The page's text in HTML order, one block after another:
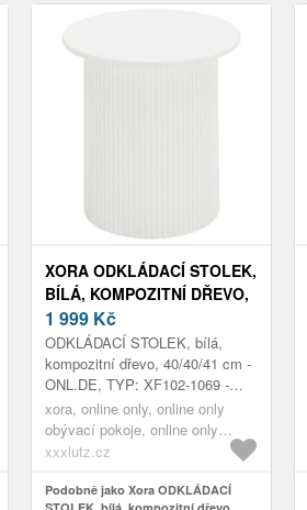
XORA ODKLÁDACÍ STOLEK,
BÍLÁ, KOMPOZITNÍ DŘEVO,
40/40/41 CM
1 999 Kč
ODKLÁDACÍ STOLEK, bílá,
kompozitní dřevo, 40/40/41 cm -
ONL.DE, TYP: XF102-1069 -
MDF WEIß LACKIERT - B/H/T:
CA. 40/41/40 CM
xora, online only, online only
obývací pokoje, online only
konferenční stolky
xxxlutz.cz
Podobně jako Xora ODKLÁDACÍ